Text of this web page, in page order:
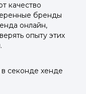
качество
бренды
онлайн,
опыту этих
секонде хенде